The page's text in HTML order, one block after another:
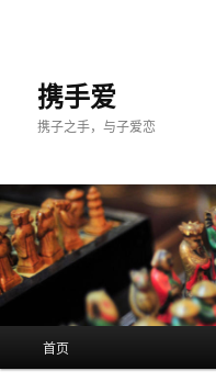
携手爱
携子之手，与子爱恋
首页